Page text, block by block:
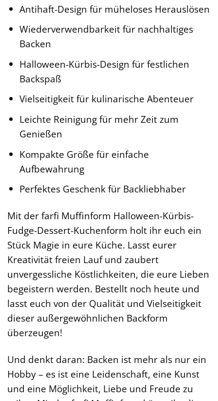
Antihaft-Design für müheloses Herauslösen
Wiederverwendbarkeit für nachhaltiges
Backen
Halloween-Kürbis-Design für festlichen
Backspaß
Vielseitigkeit für kulinarische Abenteuer
Leichte Reinigung für mehr Zeit zum
Genießen
Kompakte Größe für einfache
Aufbewahrung
Perfektes Geschenk für Backliebhaber
Mit der farfi Muffinform Halloween-Kürbis-
Fudge-Dessert-Kuchenform holt ihr euch ein
Stück Magie in eure Küche. Lasst eurer
Kreativität freien Lauf und zaubert
unvergessliche Köstlichkeiten, die eure Lieben
begeistern werden. Bestellt noch heute und
lasst euch von der Qualität und Vielseitigkeit
dieser außergewöhnlichen Backform
überzeugen!
Und denkt daran: Backen ist mehr als nur ein
Hobby – es ist eine Leidenschaft, eine Kunst
und eine Möglichkeit, Liebe und Freude zu